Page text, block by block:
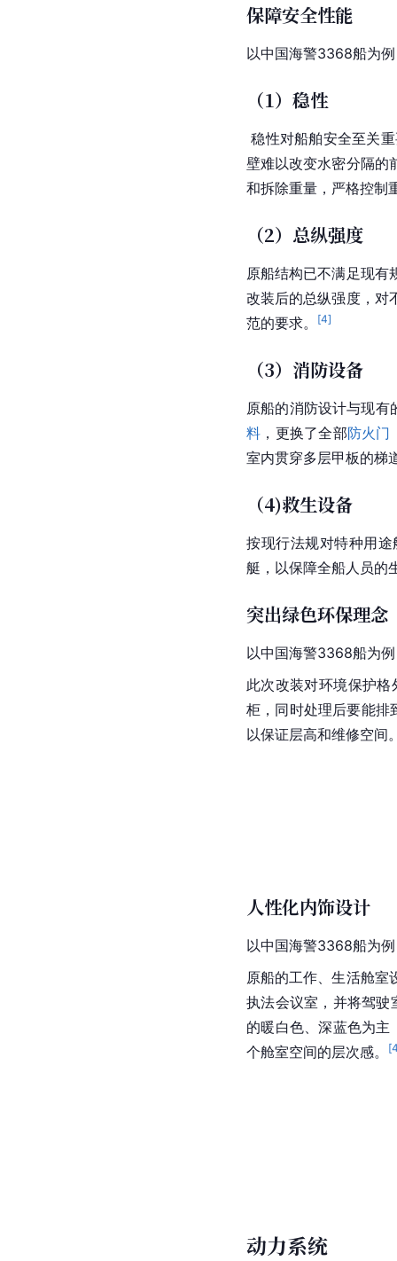
保障安全性能
以中国海警3368船为例
（1）稳性
稳性对船舶安全至关重要，在改装过程中，新增加的设备及材料会使船的重量增加、重心上移，造成稳性下降；在船体主横舱
壁难以改变水密分隔的
和拆除重量，严格控制
（2）总纵强度
原船结构已不满足现有
改装后的总纵强度，对
范的要求。
[4]
（3）消防设备
原船的消防设计与现有
料 ，更换了全部防火门
室内贯穿多层甲板的梯
（4)救生设备
按现行法规对特种用
艇，以保障全船人员的
突出绿色环保理念
以中国海警3368船为例
此次改装对环境保护
柜，同时处理后要能排
以保证层高和维修空间
人性化内饰设计
以中国海警3368船为例
原船的工作、生活舱室
执法会议室，并将驾驶
的暖白色、深蓝色为
个舱室空间的层次感。
[
动力系统